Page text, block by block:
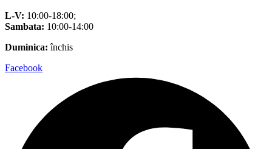
L-V: 10:00-18:00;
Sambata: 10:00-14:00
Duminica: închis
Facebook